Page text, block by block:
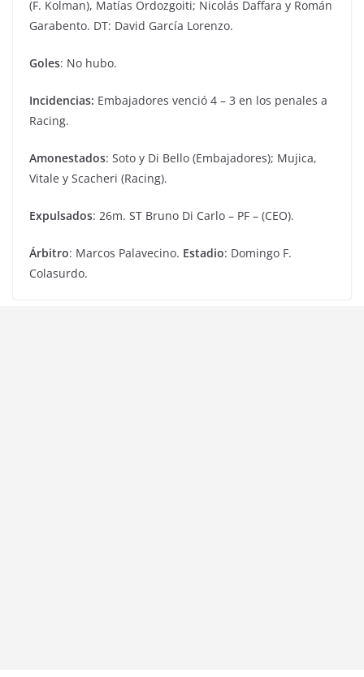
(F. Kolman), Matías Ordozgoiti; Nicolás Daffara y Román
Garabento. DT: David García Lorenzo.
Goles: No hubo.
Incidencias: Embajadores venció 4 – 3 en los penales a
Racing.
Amonestados: Soto y Di Bello (Embajadores); Mujica,
Vitale y Scacheri (Racing).
Expulsados: 26m. ST Bruno Di Carlo – PF – (CEO).
Árbitro: Marcos Palavecino. Estadio: Domingo F.
Colasurdo.